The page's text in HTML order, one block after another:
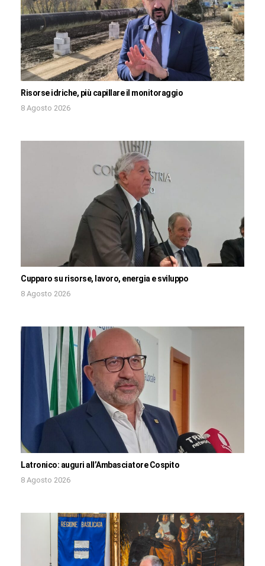
Risorse idriche, più capillare il monitoraggio
8 Agosto 2026
Cupparo su risorse, lavoro, energia e sviluppo
8 Agosto 2026
Latronico: auguri all’Ambasciatore Cospito
8 Agosto 2026